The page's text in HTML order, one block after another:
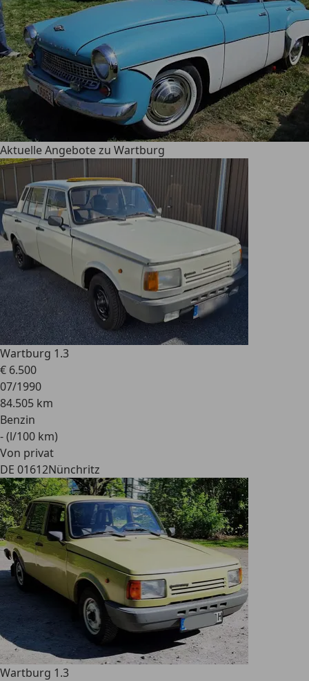
Aktuelle Angebote zu Wartburg
Wartburg 1.3
€ 6.500
07/1990
84.505 km
Benzin
- (l/100 km)
Von privat
DE 01612Nünchritz
Wartburg 1.3